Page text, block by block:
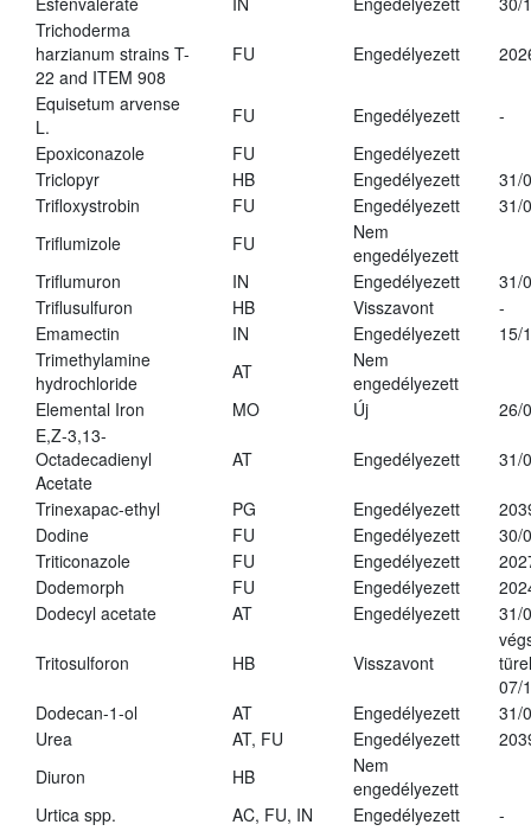
Trichoderma
harzianum strains T-
22 and ITEM 908
FU Engedélyezett
Equisetum arvense
L.
FU Engedélyezett
-
Epoxiconazole
FU
Engedélyezett
Triclopyr
HB Engedélyezett
31/
Trifloxystrobin
FU Engedélyezett
31/
Triflumizole
FU
Nem
engedélyezett
Triflumuron
IN Engedélyezett
31/
Triflusulfuron
HB Visszavont
-
Emamectin
IN Engedélyezett
15/
Trimethylamine
hydrochloride
AT
Nem
engedélyezett
Elemental Iron
MO Új
26/
E,Z-3,13-
Octadecadienyl
Acetate
AT Engedélyezett 31/
Trinexapac-ethyl PG Engedélyezett
Dodine
FU Engedélyezett
30/
Triticonazole
FU Engedélyezett
Dodemorph
FU Engedélyezett
Dodecyl acetate
AT Engedélyezett 31/
Tritosulforon HB Visszavont
07/
Dodecan-1-ol
AT Engedélyezett
31/
Urea
AT, FU Engedélyezett
Diuron
HB
Nem
engedélyezett
Urtica spp.
AC, FU, IN Engedélyezett
-